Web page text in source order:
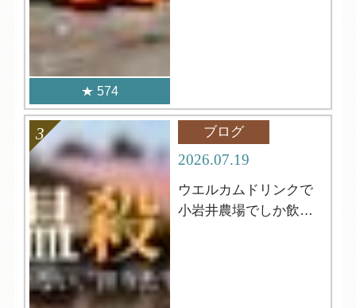
574
ブログ
2026.07.19
ウエルカムドリンクで
小岩井農場でしか飲め